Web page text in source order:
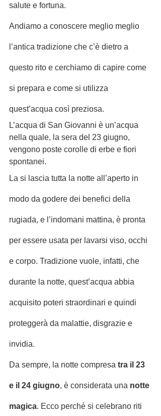
salute e fortuna.
Andiamo a conoscere meglio meglio
l’antica tradizione che c’è dietro a
questo rito e cerchiamo di capire come
si prepara e come si utilizza
quest’acqua così preziosa.
L’acqua di San Giovanni è un’acqua
nella quale, la sera del 23 giugno,
vengono poste corolle di erbe e fiori
spontanei.
La si lascia tutta la notte all’aperto in
modo da godere dei benefici della
rugiada, e l’indomani mattina, è pronta
per essere usata per lavarsi viso, occhi
e corpo. Tradizione vuole, infatti, che
durante la notte, quest’acqua abbia
acquisito poteri straordinari e quindi
proteggerà da malattie, disgrazie e
invidia.
Da sempre, la notte compresa tra il 23
e il 24 giugno, è considerata una notte
magica. Ecco perché si celebrano riti